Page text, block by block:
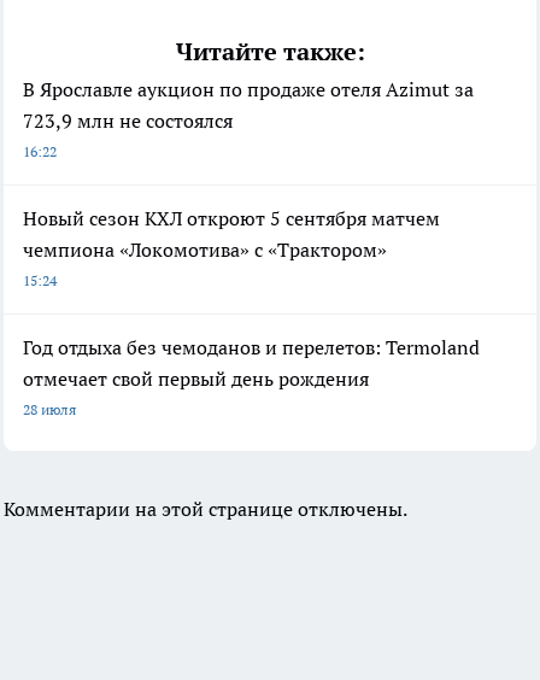
Читайте также:
В Ярославле аукцион по продаже отеля Azimut за
723,9 млн не состоялся
16:22
Новый сезон КХЛ откроют 5 сентября матчем
чемпиона «Локомотива» с «Трактором»
15:24
Год отдыха без чемоданов и перелетов: Termoland
отмечает свой первый день рождения
28 июля
Комментарии на этой странице отключены.